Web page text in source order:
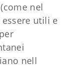
nel
utili e
nell